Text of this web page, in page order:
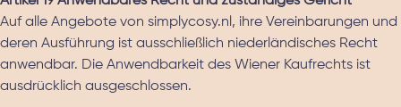
Auf alle Angebote von simplycosy.nl, ihre Vereinbarungen und
deren Ausführung ist ausschließlich niederländisches Recht
anwendbar. Die Anwendbarkeit des Wiener Kaufrechts ist
ausdrücklich ausgeschlossen.